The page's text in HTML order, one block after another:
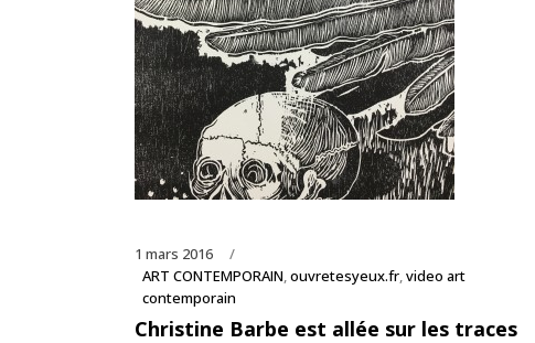
1 mars 2016
ART CONTEMPORAIN,ouvretesyeux.fr,video art
contemporain
Christine Barbe est allée sur les traces